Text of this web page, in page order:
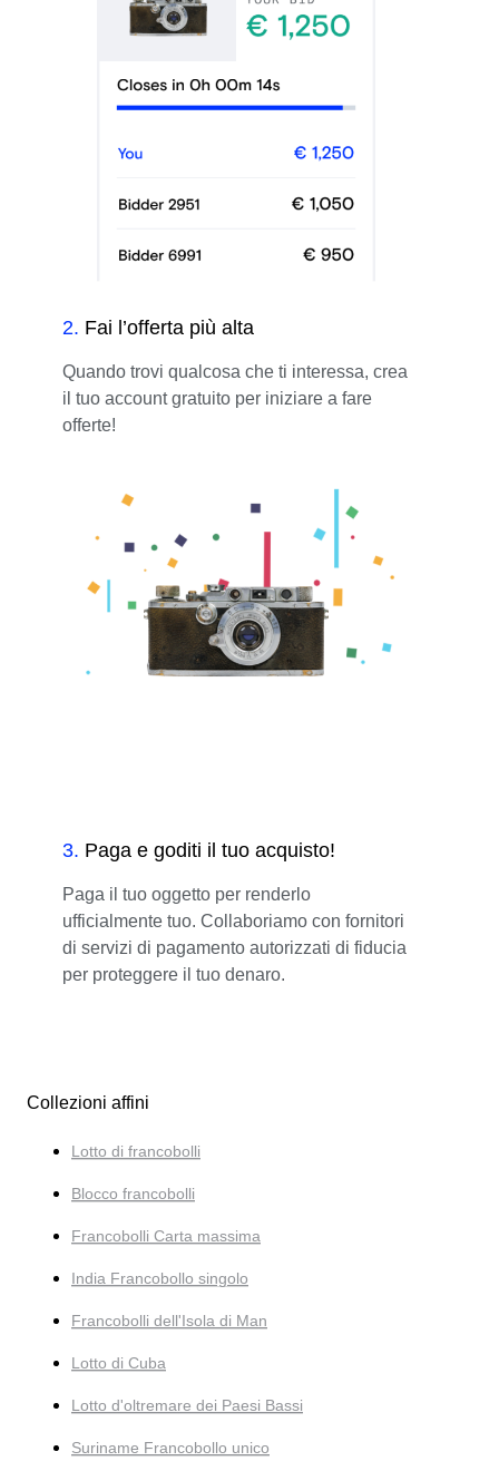
2. Fai l’offerta più alta
Quando trovi qualcosa che ti interessa, crea
il tuo account gratuito per iniziare a fare
offerte!
3. Paga e goditi il tuo acquisto!
Paga il tuo oggetto per renderlo
ufficialmente tuo. Collaboriamo con fornitori
di servizi di pagamento autorizzati di fiducia
per proteggere il tuo denaro.
Collezioni affini
Lotto di francobolli
Blocco francobolli
Francobolli Carta massima
India Francobollo singolo
Francobolli dell'Isola di Man
Lotto di Cuba
Lotto d'oltremare dei Paesi Bassi
Suriname Francobollo unico